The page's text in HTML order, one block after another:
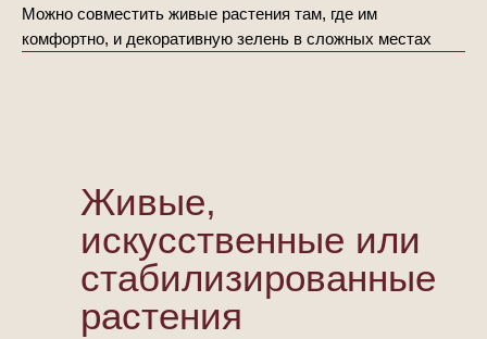
Можно совместить живые растения там, где им
комфортно, и декоративную зелень в сложных местах
Живые,
искусственные или
стабилизированные
растения